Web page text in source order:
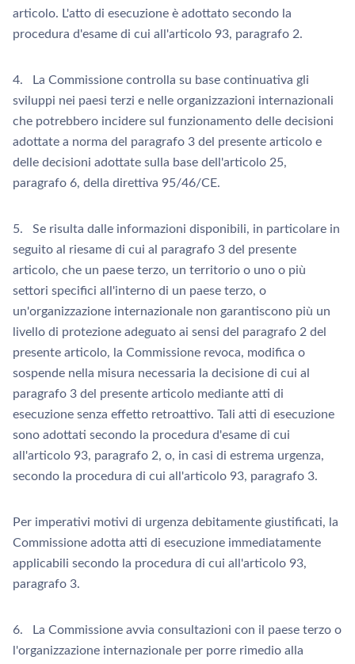
articolo. L'atto di esecuzione è adottato secondo la
procedura d'esame di cui all'articolo 93, paragrafo 2.
4. La Commissione controlla su base continuativa gli
sviluppi nei paesi terzi e nelle organizzazioni internazionali
che potrebbero incidere sul funzionamento delle decisioni
adottate a norma del paragrafo 3 del presente articolo e
delle decisioni adottate sulla base dell'articolo 25,
paragrafo 6, della direttiva 95/46/CE.
5. Se risulta dalle informazioni disponibili, in particolare in
seguito al riesame di cui al paragrafo 3 del presente
articolo, che un paese terzo, un territorio o uno o più
settori specifici all'interno di un paese terzo, o
un'organizzazione internazionale non garantiscono più un
livello di protezione adeguato ai sensi del paragrafo 2 del
presente articolo, la Commissione revoca, modifica o
sospende nella misura necessaria la decisione di cui al
paragrafo 3 del presente articolo mediante atti di
esecuzione senza effetto retroattivo. Tali atti di esecuzione
sono adottati secondo la procedura d'esame di cui
all'articolo 93, paragrafo 2, o, in casi di estrema urgenza,
secondo la procedura di cui all'articolo 93, paragrafo 3.
Per imperativi motivi di urgenza debitamente giustificati, la
Commissione adotta atti di esecuzione immediatamente
applicabili secondo la procedura di cui all'articolo 93,
paragrafo 3.
6. La Commissione avvia consultazioni con il paese terzo o
l'organizzazione internazionale per porre rimedio alla